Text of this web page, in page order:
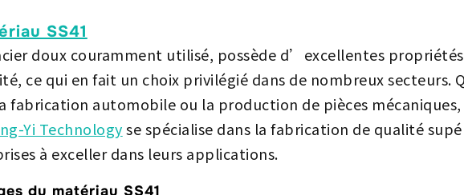
SS41
doux couramment utilisé, possède d’excellentes
ce qui en fait un choix privilégié dans de nombreux secteurs.
fabrication automobile ou la production de pièces
Yi Technologyse spécialise dans la fabrication de qualité
à exceller dans leurs applications.
du matériau SS41